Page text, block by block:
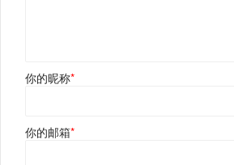
你的昵称*
你的邮箱*